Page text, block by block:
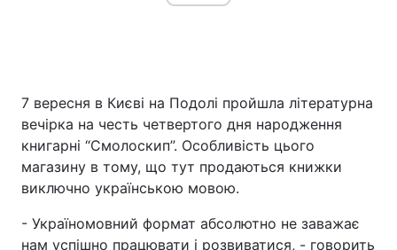
7 вересня в Києві на Подолі пройшла літературна
вечірка на честь четвертого дня народження
книгарні “Смолоскип”. Особливість цього
магазину в тому, що тут продаються книжки
виключно українською мовою.
- Україномовний формат абсолютно не заважає
нам успішно працювати і розвиватися, - говорить